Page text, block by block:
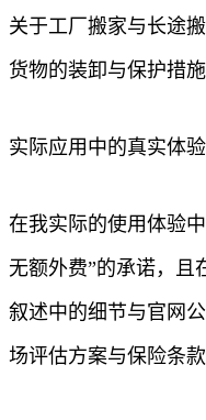
关于工厂搬家与长途
货物的装卸与保护措
实际应用中的真实体
在我实际的使用体验
无额外费”的承诺，且
叙述中的细节与官网
场评估方案与保险条